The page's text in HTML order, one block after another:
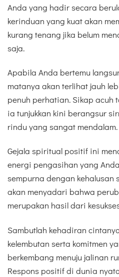
Anda yang hadir secara
kerinduan yang kuat akan
kurang tenang jika belum
saja.
Apabila Anda bertemu
matanya akan terlihat jauh
penuh perhatian. Sikap acuh
ia tunjukkan kini berangsur
rindu yang sangat mendalam.
Gejala spiritual positif ini
energi pengasihan yang
sempurna dengan kehalusan
akan menyadari bahwa
merupakan hasil dari
Sambutlah kehadiran
kelembutan serta komitmen
berkembang menuju jalinan
Respons positif di dunia